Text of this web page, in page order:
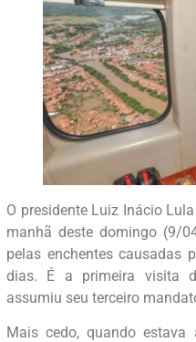
O presidente Luiz Inácio
manhã deste domingo (9/
pelas enchentes causadas
dias. É a primeira visita
assumiu seu terceiro
Mais cedo, quando